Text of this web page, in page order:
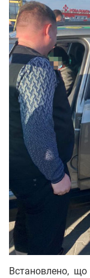
Встановлено,